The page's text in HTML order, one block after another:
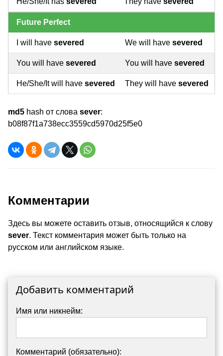
Future Perfect
I will have severed We will have severed
You will have severed You will have severed
He/She/It will have severed They will have severed
md5 hash от слова sever:
b08f87f1a738ecc3559cd5970d25f5e0
Комментарии
Здесь вы можете оставить отзыв, относящийся к слову
sever. Текст комментария может быть только на
русском или английском языке.
Добавить комментарий
Имя или никнейм:
Комментарий (обязательно):